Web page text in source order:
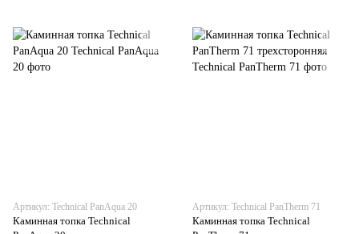
Артикул: Technical PanAqua 20
Каминная топка Technical
Артикул: Technical PanTherm 71
Каминная топка Technical